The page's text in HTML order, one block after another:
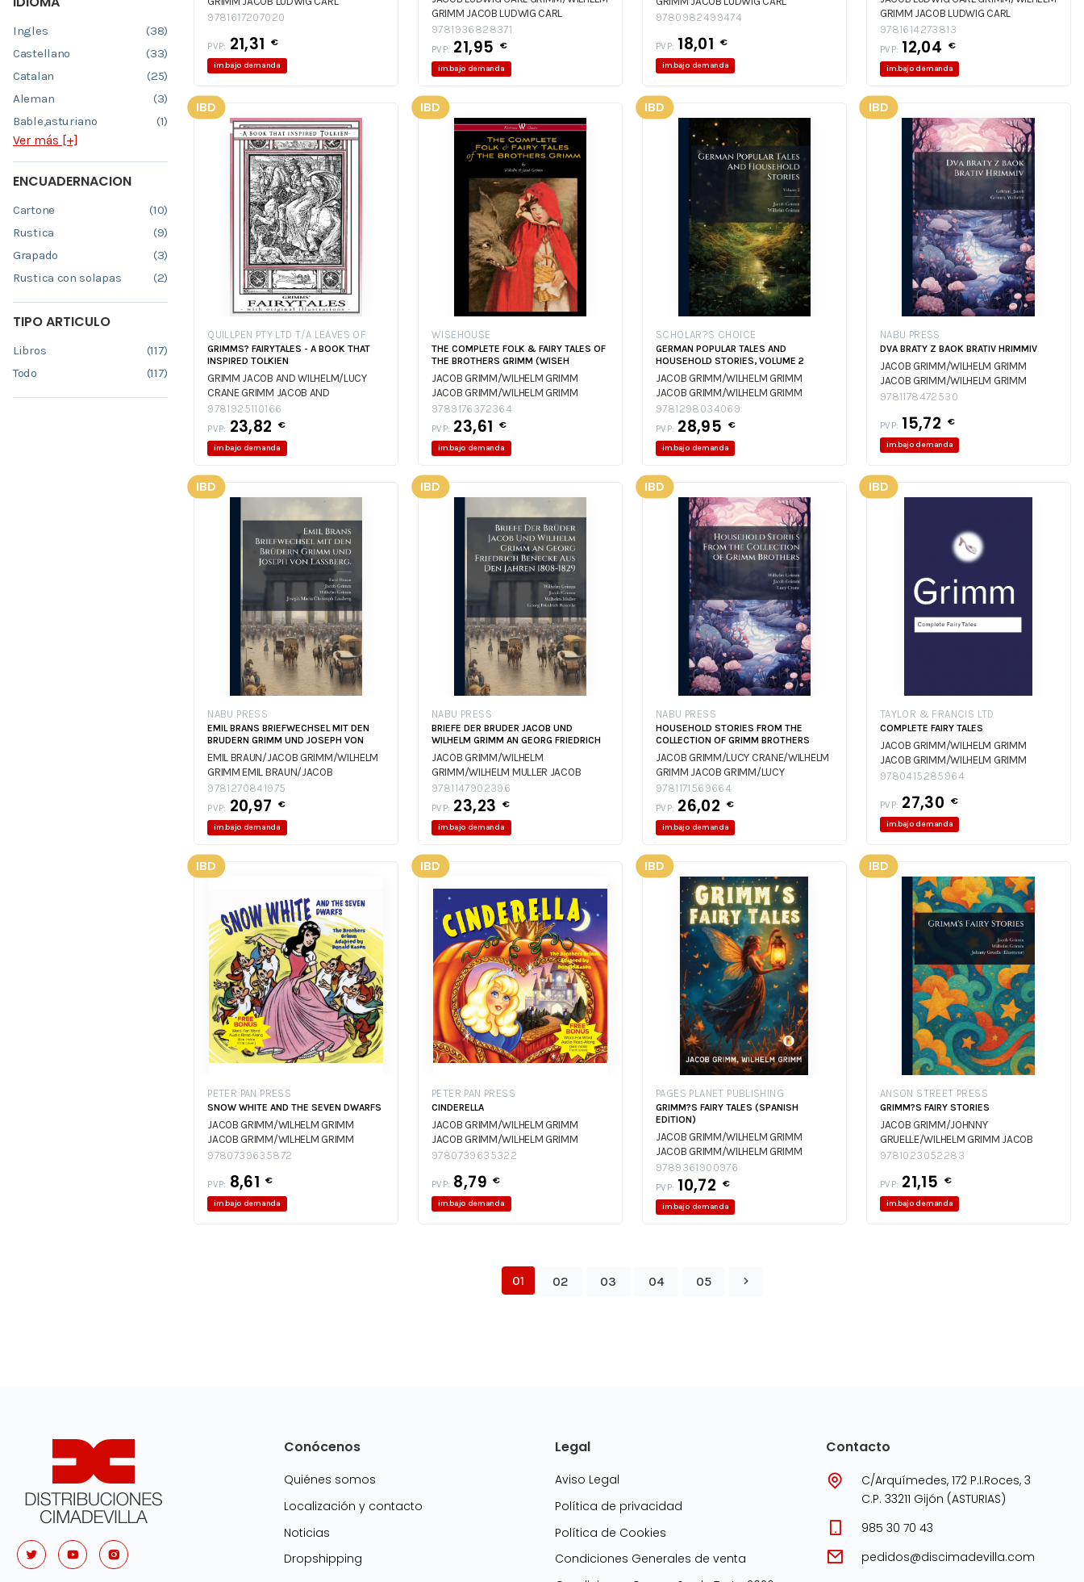
Ingles
(38)
Castellano
(33)
Catalan
(25)
Aleman
(3)
Bable,asturiano
(1)
Ver más [+]
ENCUADERNACION
Cartone
(10)
Rustica
(9)
Grapado
(3)
Rustica con solapas
(2)
TIPO ARTICULO
Libros
(117)
Todo
(117)
GRIMM/WILHELM GRIMM
9781617207020
PVP: 21,31 €
im.bajo demanda
GRIMM JACOB LUDWIG CARL
GRIMM/WILHELM GRIMM
9781936828371
PVP: 21,95 €
im.bajo demanda
GRIMM/WILHELM GRIMM
9780982499474
PVP: 18,01 €
im.bajo demanda
GRIMM JACOB LUDWIG CARL
GRIMM/WILHELM GRIMM
9781614273813
PVP: 12,04 €
im.bajo demanda
IBD
QUILLPEN PTY LTD T/A LEAVES OF
GRIMMS? FAIRYTALES - A BOOK THAT
INSPIRED TOLKIEN
GRIMM JACOB AND WILHELM/LUCY
CRANE GRIMM JACOB AND
WILHELM/LUCY CRANE
9781925110166
PVP: 23,82 €
im.bajo demanda
IBD
WISEHOUSE
THE COMPLETE FOLK & FAIRY TALES OF
THE BROTHERS GRIMM (WISEH
JACOB GRIMM/WILHELM GRIMM
JACOB GRIMM/WILHELM GRIMM
9789176372364
PVP: 23,61 €
im.bajo demanda
IBD
SCHOLAR?S CHOICE
GERMAN POPULAR TALES AND
HOUSEHOLD STORIES, VOLUME 2
JACOB GRIMM/WILHELM GRIMM
JACOB GRIMM/WILHELM GRIMM
9781298034069
PVP: 28,95 €
im.bajo demanda
IBD
NABU PRESS
DVA BRATY Z BAOK BRATIV HRIMMIV
JACOB GRIMM/WILHELM GRIMM
JACOB GRIMM/WILHELM GRIMM
9781178472530
PVP: 15,72 €
im.bajo demanda
IBD
NABU PRESS
EMIL BRANS BRIEFWECHSEL MIT DEN
BRUDERN GRIMM UND JOSEPH VON
EMIL BRAUN/JACOB GRIMM/WILHELM
GRIMM EMIL BRAUN/JACOB
GRIMM/WILHELM GRIMM
BRAUN/JACOB GRIMM/WILHELM
9781270841975
PVP: 20,97 €
im.bajo demanda
IBD
NABU PRESS
BRIEFE DER BRUDER JACOB UND
WILHELM GRIMM AN GEORG FRIEDRICH
JACOB GRIMM/WILHELM
GRIMM/WILHELM MULLER JACOB
GRIMM/WILHELM GRIMM/WILHELM
MULLERJACOB GRIMM/WILHELM
GRIMM/WILHELM MULLER
9781147902396
PVP: 23,23 €
im.bajo demanda
IBD
NABU PRESS
HOUSEHOLD STORIES FROM THE
COLLECTION OF GRIMM BROTHERS
JACOB GRIMM/LUCY CRANE/WILHELM
GRIMM JACOB GRIMM/LUCY
CRANE/WILHELM GRIMM
GRIMM/LUCY CRANE/WILHELM GRIMM
9781171569664
PVP: 26,02 €
im.bajo demanda
IBD
TAYLOR & FRANCIS LTD
COMPLETE FAIRY TALES
JACOB GRIMM/WILHELM GRIMM
JACOB GRIMM/WILHELM GRIMM
9780415285964
PVP: 27,30 €
im.bajo demanda
IBD
PETER PAN PRESS
SNOW WHITE AND THE SEVEN DWARFS
JACOB GRIMM/WILHELM GRIMM
JACOB GRIMM/WILHELM GRIMM
9780739635872
PVP: 8,61 €
im.bajo demanda
IBD
PETER PAN PRESS
CINDERELLA
JACOB GRIMM/WILHELM GRIMM
JACOB GRIMM/WILHELM GRIMM
9780739635322
PVP: 8,79 €
im.bajo demanda
IBD
PAGES PLANET PUBLISHING
GRIMM?S FAIRY TALES (SPANISH
EDITION)
JACOB GRIMM/WILHELM GRIMM
JACOB GRIMM/WILHELM GRIMM
9789361900976
PVP: 10,72 €
im.bajo demanda
IBD
ANSON STREET PRESS
GRIMM?S FAIRY STORIES
JACOB GRIMM/JOHNNY
GRUELLE/WILHELM GRIMM JACOB
GRIMM/JOHNNY GRUELLE/WILHELM
GRUELLE/WILHELM GRIMM
9781023052283
PVP: 21,15 €
im.bajo demanda
01 02 03 04 05
Conócenos
Quiénes somos
Localización y contacto
Noticias
Dropshipping
Legal
Aviso Legal
Política de privacidad
Política de Cookies
Condiciones Generales de venta
Contacto
C/Arquímedes, 172 P.I.Roces, 3
C.P. 33211 Gijón (ASTURIAS)
985 30 70 43
pedidos@discimadevilla.com